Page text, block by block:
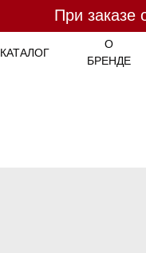
При заказе от
Оплата
При заказе
КАТАЛОГ
О
БРЕНДЕ